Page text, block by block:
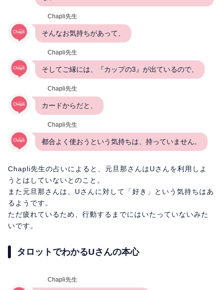
Chapli先生
そんなお気持ちがあって、
Chapli先生
そしてご縁には、『カップの3』が出ているので、
Chapli先生
カードからだと、
Chapli先生
都合よく使おうという気持ちは、持っていません。
Chapli先生の占いによると、元旦那さんはUさんを利用しよ
うとはしていないとのこと。
また元旦那さんは、Uさんに対して「好き」という気持ちはあ
るようです。
ただ疲れているため、行動するまでにはいたっていないみた
いです。
タロットでわかるUさんの本心
Chapli先生